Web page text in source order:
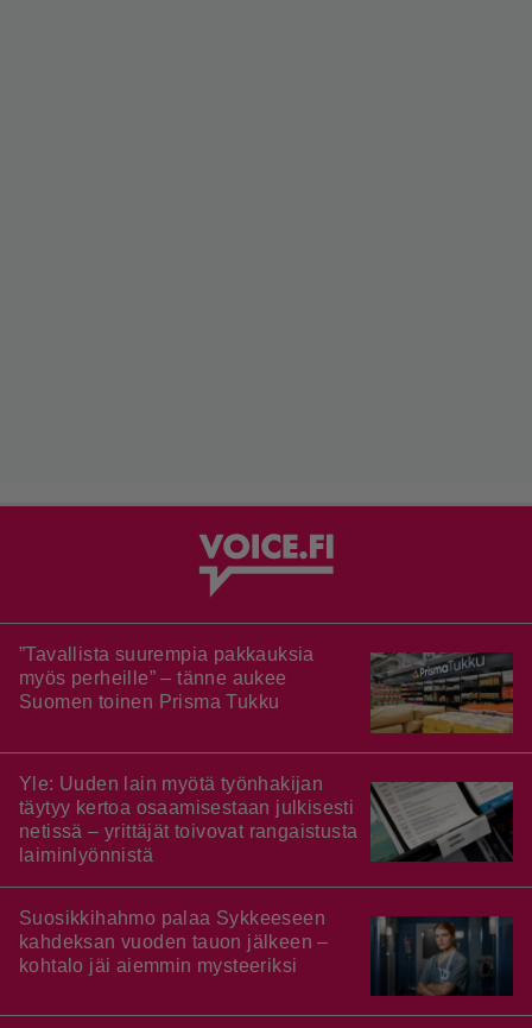
”Tavallista suurempia pakkauksia
myös perheille” – tänne aukee
Suomen toinen Prisma Tukku
Yle: Uuden lain myötä työnhakijan
täytyy kertoa osaamisestaan julkisesti
netissä – yrittäjät toivovat rangaistusta
laiminlyönnistä
Suosikkihahmo palaa Sykkeeseen
kahdeksan vuoden tauon jälkeen –
kohtalo jäi aiemmin mysteeriksi